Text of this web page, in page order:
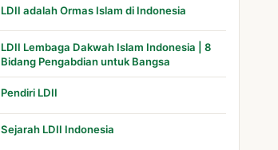
LDII adalah Ormas Islam di Indonesia
LDII Lembaga Dakwah Islam Indonesia | 8
Bidang Pengabdian untuk Bangsa
Pendiri LDII
Sejarah LDII Indonesia